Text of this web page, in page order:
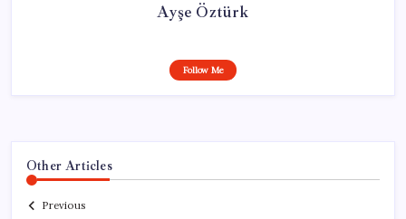
Ayşe Öztürk
Follow Me
Other Articles
Previous